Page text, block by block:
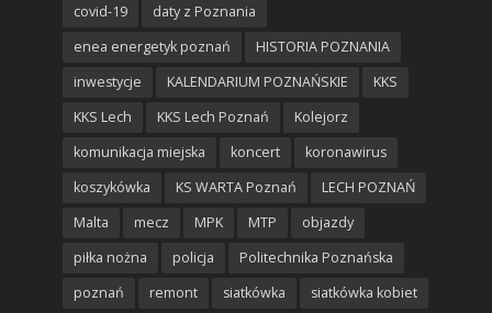
covid-19
daty z Poznania
enea energetyk poznań
HISTORIA POZNANIA
inwestycje
KALENDARIUM POZNAŃSKIE
KKS
KKS Lech
KKS Lech Poznań
Kolejorz
komunikacja miejska
koncert
koronawirus
koszykówka
KS WARTA Poznań
LECH POZNAŃ
Malta
mecz MPK MTP
objazdy
piłka nożna
policja
Politechnika Poznańska
poznań
remont siatkówka
siatkówka kobiet